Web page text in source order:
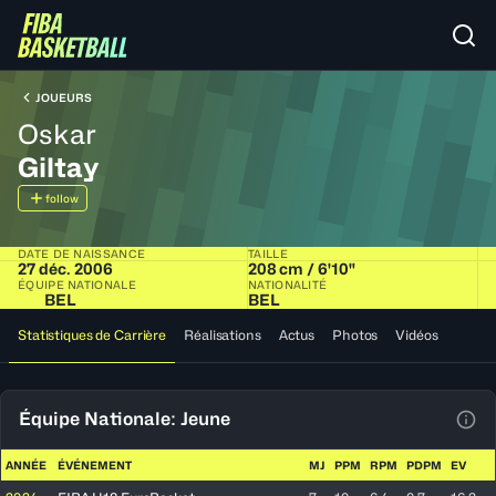
JOUEURS
Oskar
Giltay
follow
DATE DE NAISSANCE
27 déc. 2006
TAILLE
208 cm / 6'10"
ÉQUIPE NATIONALE
BEL
NATIONALITÉ
BEL
Statistiques de Carrière Réalisations Actus Photos Vidéos
Équipe Nationale: Jeune
ANNÉE ÉVÉNEMENT MJ PPM RPM PDPM EV